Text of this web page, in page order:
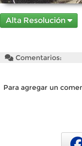
Alta Resolución
Comentarios:
Para agregar un